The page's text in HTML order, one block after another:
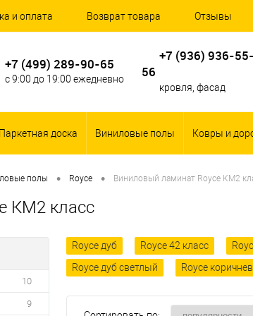
и оплата Возврат товара Отзывы
+7 (499) 289-90-65
с 9:00 до 19:00 ежедневно
+7 (936) 936-55-
56
кровля, фасад
Паркетная доска Виниловые полы Ковры и
полы • Royce • Виниловый ламинат Royce КМ2
КМ2 класс
10
9
Royce дуб Royce 42 класс
Royce дуб светлый
Royce